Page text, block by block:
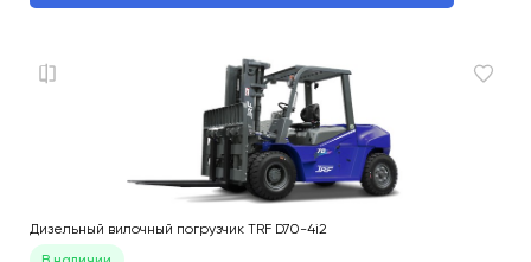
Дизельный вилочный погрузчик TRF D70-4i2